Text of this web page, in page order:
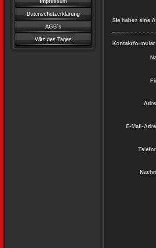
Datenschutzerklärung
AGB`s
Witz des Tages
Sie haben eine
Kontaktformular
E-Mail-